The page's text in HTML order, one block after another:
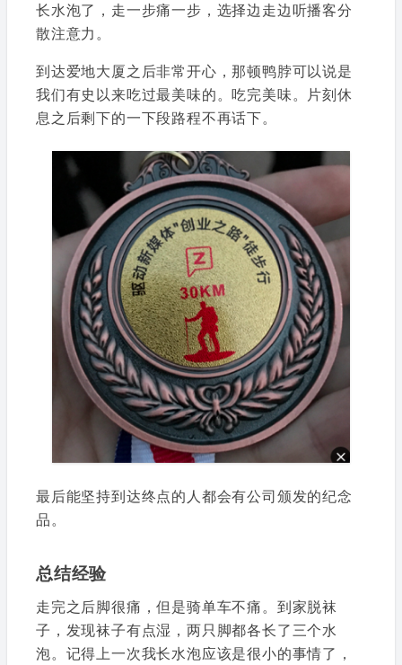
长水泡了，走一步痛一步，选择边走边听播客分
散注意力。
到达爱地大厦之后非常开心，那顿鸭脖可以说是
我们有史以来吃过最美味的。吃完美味。片刻休
息之后剩下的一下段路程不再话下。
最后能坚持到达终点的人都会有公司颁发的纪念
品。
总结经验
走完之后脚很痛，但是骑单车不痛。到家脱袜
子，发现袜子有点湿，两只脚都各长了三个水
泡。记得上一次我长水泡应该是很小的事情了，